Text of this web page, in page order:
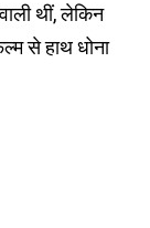
थीं, लेकिन
से हाथ धोना